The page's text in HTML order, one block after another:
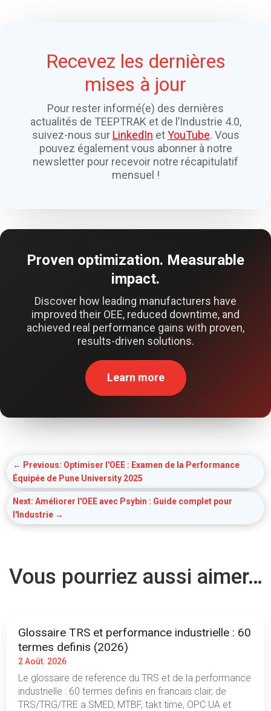
Recevez les dernières
mises à jour
Pour rester informé(e) des dernières
actualités de TEEPTRAK et de l’Industrie 4.0,
suivez-nous sur LinkedIn etYouTube. Vous
pouvez également vous abonner à notre
newsletter pour recevoir notre récapitulatif
mensuel !
Proven optimization. Measurable
impact.
Discover how leading manufacturers have
improved their OEE, reduced downtime, and
achieved real performance gains with proven,
results-driven solutions.
Learn more
← Previous: Optimiser l'OEE : Examen de la Performance
Équipée de Pune University 2025
Next: Améliorer l'OEE avec Psybin : Guide complet pour
l'Industrie →
Vous pourriez aussi aimer…
Glossaire TRS et performance industrielle : 60
termes definis (2026)
2 Août. 2026
Le glossaire de reference du TRS et de la performance
industrielle : 60 termes definis en francais clair, de
TRS/TRG/TRE a SMED, MTBF, takt time, OPC UA et